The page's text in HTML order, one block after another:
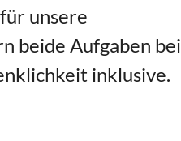
unsere
beide Aufgaben bei
inklusive.